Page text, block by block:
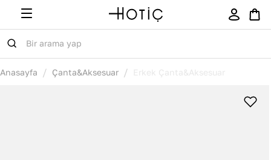
Anasayfa / Çanta&Aksesuar / Erkek Çanta&Aksesuar